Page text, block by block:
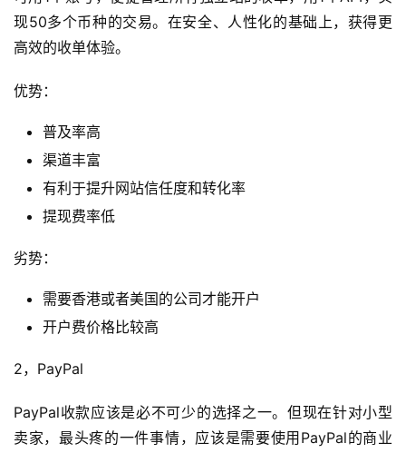
现50多个币种的交易。在安全、人性化的基础上，获得更
高效的收单体验。
优势：
普及率高
渠道丰富
有利于提升网站信任度和转化率
提现费率低
劣势：
需要香港或者美国的公司才能开户
开户费价格比较高
2，PayPal
PayPal收款应该是必不可少的选择之一。但现在针对小型
卖家，最头疼的一件事情，应该是需要使用PayPal的商业